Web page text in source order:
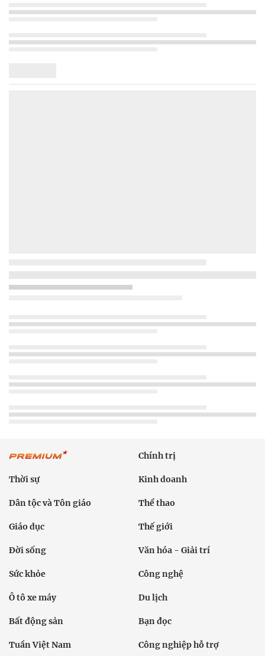
Chính trị
Thời sự Kinh doanh
Dân tộc và Tôn giáo Thể thao
Giáo dục Thế giới
Đời sống Văn hóa - Giải trí
Sức khỏe Công nghệ
Ô tô xe máy Du lịch
Bất động sản Bạn đọc
Tuần Việt Nam Công nghiệp hỗ trợ